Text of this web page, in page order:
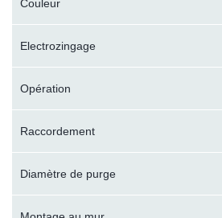
Couleur
Electrozingage
Opération
Raccordement
Diamètre de purge